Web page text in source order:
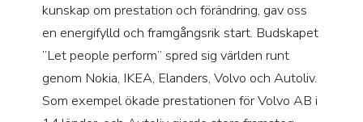
kunskap om prestation och förändring, gav oss
en energifylld och framgångsrik start. Budskapet
”Let people perform” spred sig världen runt
genom Nokia, IKEA, Elanders, Volvo och Autoliv.
Som exempel ökade prestationen för Volvo AB i